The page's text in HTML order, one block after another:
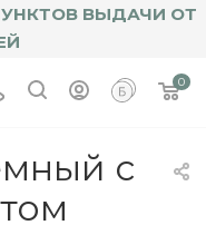
ВЫДАЧИ ОТ
0
с